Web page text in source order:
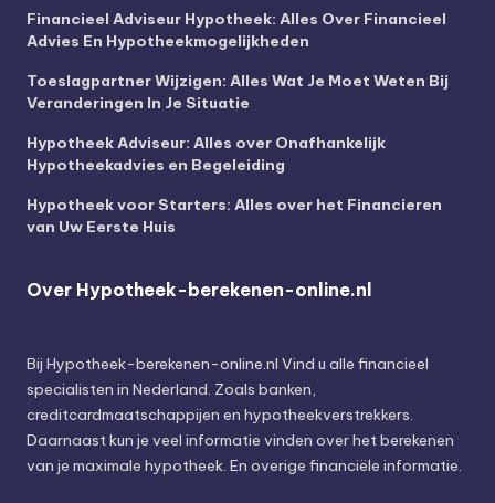
Financieel Adviseur Hypotheek: Alles Over Financieel
Advies En Hypotheekmogelijkheden
Toeslagpartner Wijzigen: Alles Wat Je Moet Weten Bij
Veranderingen In Je Situatie
Hypotheek Adviseur: Alles over Onafhankelijk
Hypotheekadvies en Begeleiding
Hypotheek voor Starters: Alles over het Financieren
van Uw Eerste Huis
Over Hypotheek-berekenen-online.nl
Bij Hypotheek-berekenen-online.nl Vind u alle financieel
specialisten in Nederland. Zoals banken,
creditcardmaatschappijen en hypotheekverstrekkers.
Daarnaast kun je veel informatie vinden over het berekenen
van je maximale hypotheek. En overige financiële informatie.